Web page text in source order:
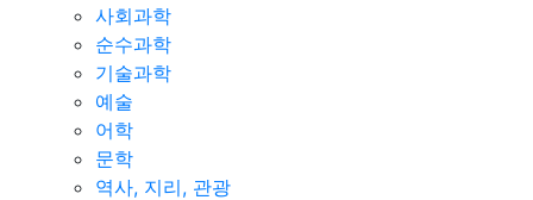
사회과학
순수과학
기술과학
예술
어학
문학
역사, 지리, 관광